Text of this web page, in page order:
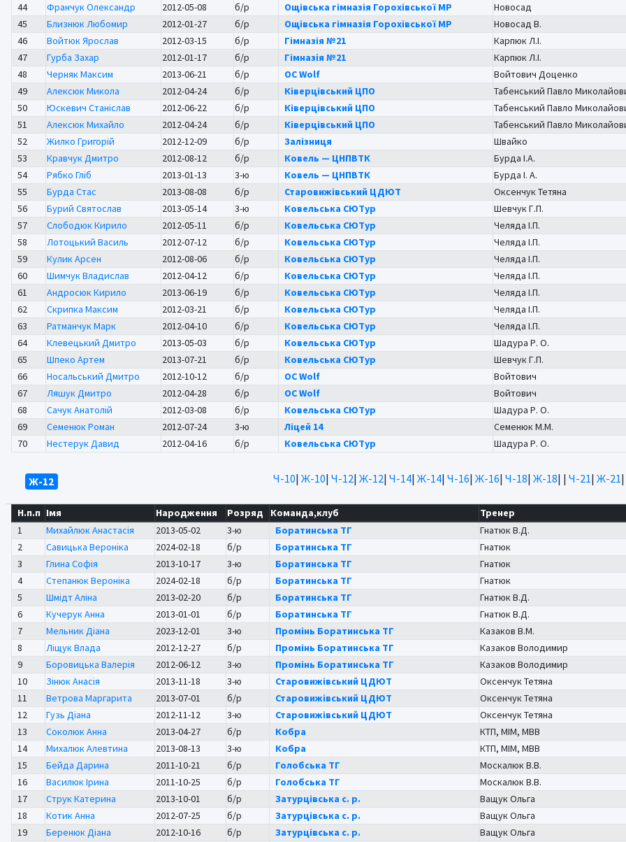
44
Франчук Олександр 2012-05-08 б/р Ощівська гімназія Горохівської МР
Новосад
45
Близнюк Любомир 2012-01-27 б/р Ощівська гімназія Горохівської МР
Новосад В.
46
Войтюк Ярослав 2012-03-15 б/р Гімназія №21
Карпюк Л.І.
47
Гурба Захар 2012-01-17 б/р Гімназія №21
Карпюк Л.І.
48
Черняк Максим 2013-06-21 б/р OC Wolf
Войтович Доценко
49
Алексюк Микола 2012-04-24 б/р Ківерцівський ЦПО
Табенський Павло
50
Юскевич Станіслав 2012-06-22 б/р Ківерцівський ЦПО
Табенський Павло
51
Алексюк Михайло 2012-04-24 б/р Ківерцівський ЦПО
Табенський Павло
52
Жилко Григорій 2012-12-09 б/р Залізниця
Швайко
53
Кравчук Дмитро 2012-08-12 б/р Ковель — ЦНПВТК
Бурда І.А.
54
Рябко Гліб 2013-01-13 3-ю Ковель — ЦНПВТК
Бурда І. А.
55
Бурда Стас 2013-08-08 б/р Старовижівський ЦДЮТ
Оксенчук Тетяна
56
Бурий Святослав 2013-05-14 3-ю Ковельська СЮТур
Шевчук Г.П.
57
Слободюк Кирило 2012-05-11 б/р Ковельська СЮТур
Челяда І.П.
58
Лотоцький Василь 2012-07-12 б/р Ковельська СЮТур
Челяда І.П.
59
Кулик Арсен 2012-08-06 б/р Ковельська СЮТур
Челяда І.П.
60
Шимчук Владислав 2012-04-12 б/р Ковельська СЮТур
Челяда І.П.
61
Андросюк Кирило 2013-06-19 б/р Ковельська СЮТур
Челяда І.П.
62
Скрипка Максим 2012-03-21 б/р Ковельська СЮТур
Челяда І.П.
63
Ратманчук Марк 2012-04-10 б/р Ковельська СЮТур
Челяда І.П.
64
Клевецький Дмитро 2013-05-03 б/р Ковельська СЮТур
Шадура Р. О.
65
Шпеко Артем 2013-07-21 б/р Ковельська СЮТур
Шевчук Г.П.
66
Носальський Дмитро 2012-10-12 б/р OC Wolf
Войтович
67
Ляшук Дмитро 2012-04-28 б/р OC Wolf
Войтович
68
Сачук Анатолій 2012-03-08 б/р Ковельська СЮТур
Шадура Р. О.
69
Семенюк Роман 2012-07-24 3-ю Ліцей 14
Семенюк М.М.
70
Нестерук Давид 2012-04-16 б/р Ковельська СЮТур Шадура Р. О.
Ж-12 Ч-10| Ж-10| Ч-12| Ж-12| Ч-14| Ж-14| Ч-16| Ж-16| Ч-18| Ж-18| | Ч-21| Ж-21|
Н.п.п Імя Народження Розряд Команда,клуб
Тренер
1
Михайлюк Анастасія 2013-05-02 3-ю Боратинська ТГ
Гнатюк В.Д.
2
Савицька Вероніка 2024-02-18 б/р Боратинська ТГ
Гнатюк
3
Глина Софія 2013-10-17 3-ю Боратинська ТГ
Гнатюк
4
Степанюк Вероніка 2024-02-18 б/р Боратинська ТГ
Гнатюк
5
Шмідт Аліна 2013-02-20 б/р Боратинська ТГ
Гнатюк В.Д.
6
Кучерук Анна 2013-01-01 б/р Боратинська ТГ
Гнатюк В.Д.
7
Мельник Діана 2023-12-01 3-ю Промінь Боратинська ТГ
Казаков В.М.
8
Ліщук Влада 2012-12-27 б/р Промінь Боратинська ТГ
Казаков Володимир
9
Боровицька Валерія 2012-06-12 3-ю Промінь Боратинська ТГ
Казаков Володимир
10
Зінюк Анасія 2013-11-18 3-ю Старовижівський ЦДЮТ
Оксенчук Тетяна
11
Ветрова Маргарита 2013-07-01 б/р Старовижівський ЦДЮТ
Оксенчук Тетяна
12
Гузь Діана 2012-11-12 3-ю Старовижівський ЦДЮТ
Оксенчук Тетяна
13
Соколюк Анна 2013-04-27 б/р Кобра
КТП, МІМ, МВВ
14
Михалюк Алевтина 2013-08-13 3-ю Кобра
КТП, МІМ, МВВ
15
Бейда Дарина 2011-10-21 б/р Голобська ТГ
Москалюк В.В.
16
Василюк Ірина 2011-10-25 б/р Голобська ТГ
Москалюк В.В.
17
Струк Катерина 2013-10-01 б/р Затурцівська с. р.
Ващук Ольга
18
Котик Анна 2012-07-25 б/р Затурцівська с. р.
Ващук Ольга
19
Беренюк Діана 2012-10-16 б/р Затурцівська с. р. Ващук Ольга